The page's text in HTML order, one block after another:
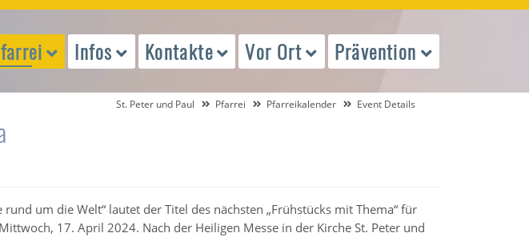
Infos Kontakte Vor Ort Prävention
St. Peter und Paul Pfarrei Pfarreikalender Event Details
um die Welt“ lautet der Titel des nächsten „Frühstücks mit Thema“ für
17. April 2024. Nach der Heiligen Messe in der Kirche St. Peter und